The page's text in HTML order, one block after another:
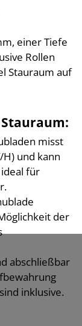
einer Tiefe
Rollen
Stauraum auf
misst
und kann
für
der
abschließbar
inklusive.